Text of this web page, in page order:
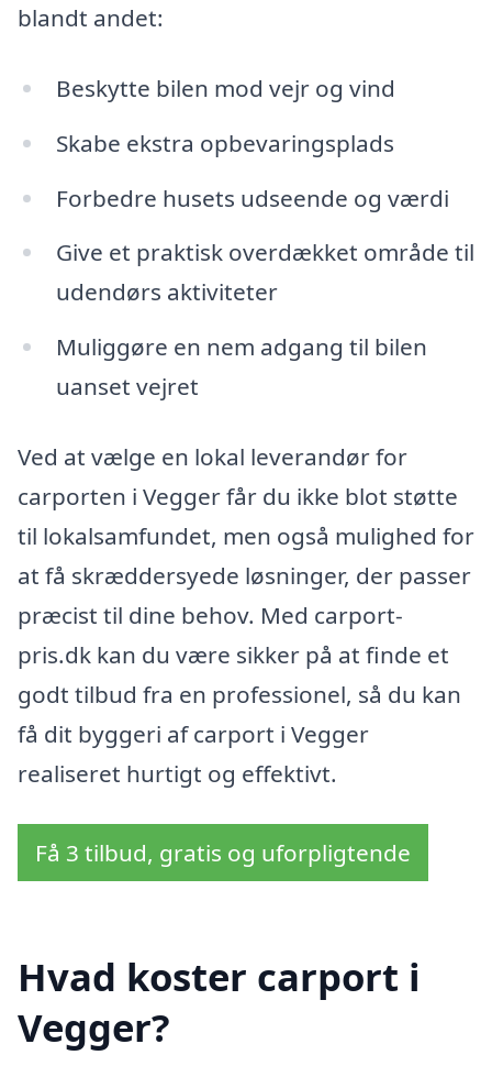
blandt andet:
Beskytte bilen mod vejr og vind
Skabe ekstra opbevaringsplads
Forbedre husets udseende og værdi
Give et praktisk overdækket område til
udendørs aktiviteter
Muliggøre en nem adgang til bilen
uanset vejret
Ved at vælge en lokal leverandør for
carporten i Vegger får du ikke blot støtte
til lokalsamfundet, men også mulighed for
at få skræddersyede løsninger, der passer
præcist til dine behov. Med carport-
pris.dk kan du være sikker på at finde et
godt tilbud fra en professionel, så du kan
få dit byggeri af carport i Vegger
realiseret hurtigt og effektivt.
Få 3 tilbud, gratis og uforpligtende
Hvad koster carport i
Vegger?